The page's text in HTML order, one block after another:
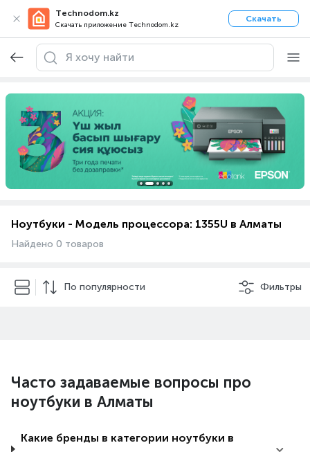
Technodom.kz
Скачать приложение Technodom.kz
Скачать
Ноутбуки - Модель процессора: 1355U в Алматы
Найдено 0 товаров
По популярности Фильтры
Часто задаваемые вопросы про
ноутбуки в Алматы
Какие бренды в категории ноутбуки в